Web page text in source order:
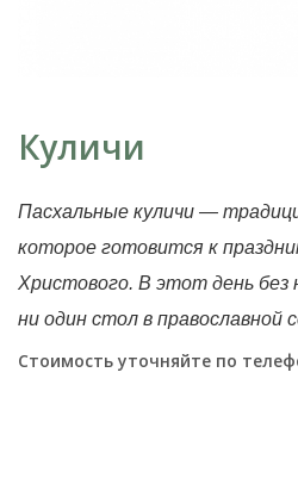
Куличи
Пасхальные куличи —
которое готовится к
Христового. В этот день без
ни один стол в православной
Стоимость уточняйте по